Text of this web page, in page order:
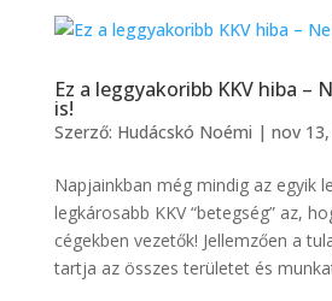
Ez a leggyakoribb KKV hiba –
is!
Szerző: Hudácskó Noémi | nov
Napjainkban még mindig az egyik
legkárosabb KKV “betegség” az,
cégekben vezetők! Jellemzően a
tartja az összes területet és